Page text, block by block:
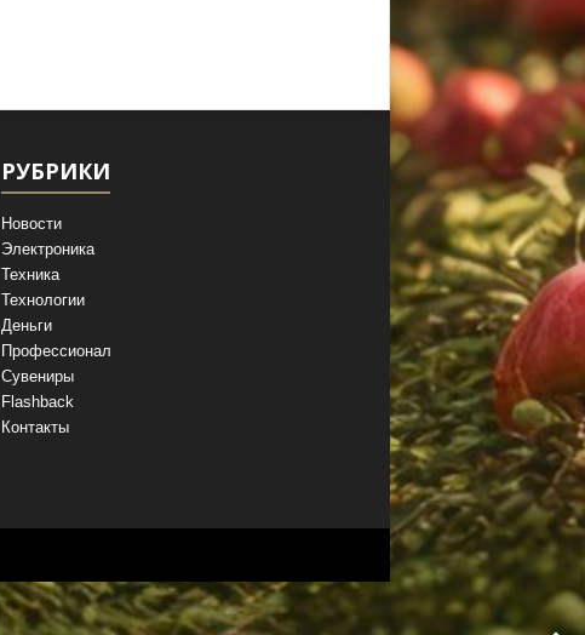
РУБРИКИ
Новости
Электроника
Техника
Технологии
Деньги
Профессионал
Сувениры
Flashback
Контакты